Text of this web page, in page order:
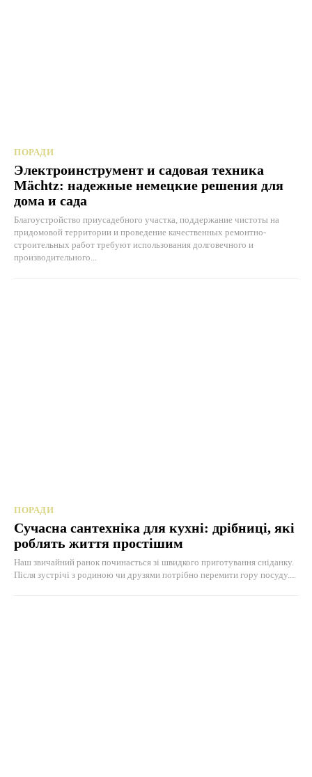
ПОРАДИ
Электроинструмент и садовая техника
Mächtz: надежные немецкие решения для
дома и сада
Благоустройство приусадебного участка, поддержание чистоты на
придомовой территории и проведение качественных ремонтно-
строительных работ требуют использования долговечного и
производительного...
ПОРАДИ
Сучасна сантехніка для кухні: дрібниці, які
роблять життя простішим
Наш звичайний ранок починається зі швидкого приготування сніданку.
Після зустрічі з родиною чи друзями потрібно перемити гору посуду....